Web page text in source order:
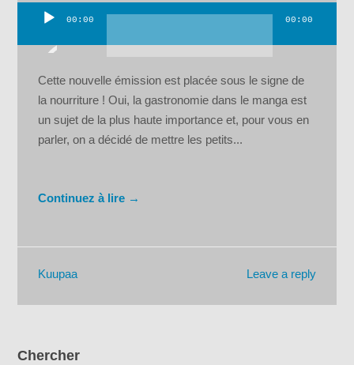
00:00 00:00
Cette nouvelle émission est placée sous le signe de
la nourriture ! Oui, la gastronomie dans le manga est
un sujet de la plus haute importance et, pour vous en
parler, on a décidé de mettre les petits...
Continuez à lire →
Leave a reply
Kuupaa
Chercher